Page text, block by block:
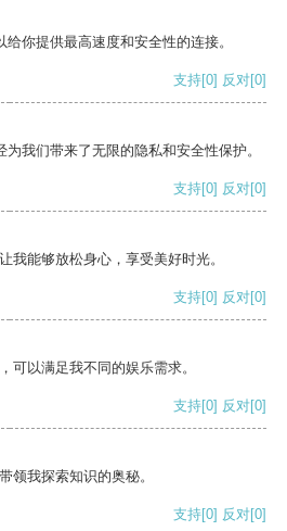
你提供最高速度和安全性的连接。
支持[0] 反对[0]
我们带来了无限的隐私和安全性保护。
支持[0] 反对[0]
我能够放松身心，享受美好时光。
支持[0] 反对[0]
可以满足我不同的娱乐需求。
支持[0] 反对[0]
领我探索知识的奥秘。
支持[0] 反对[0]